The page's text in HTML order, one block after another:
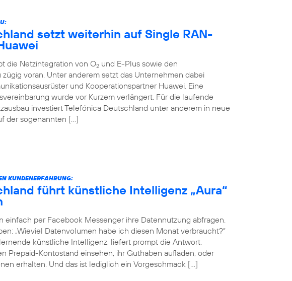
setzt weiterhin auf Single RAN-
die Netzintegration von O2 und E-Plus sowie den
voran. Unter anderem setzt das Unternehmen dabei
und Kooperationspartner Huawei. Eine
wurde vor Kurzem verlängert. Für die laufende
investiert Telefónica Deutschland unter anderem in neue
der sogenannten […]
KUNDENERFAHRUNG:
führt künstliche Intelligenz „Aura“
einfach per Facebook Messenger ihre Datennutzung abfragen.
„Wieviel Datenvolumen habe ich diesen Monat verbraucht?“
künstliche Intelligenz, liefert prompt die Antwort.
Prepaid-Kontostand einsehen, ihr Guthaben aufladen, oder
erhalten. Und das ist lediglich ein Vorgeschmack […]